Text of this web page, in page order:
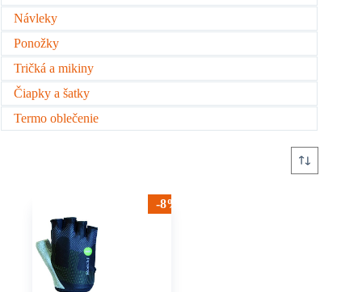
Návleky
Ponožky
Tričká a mikiny
Čiapky a šatky
Termo oblečenie
-8%